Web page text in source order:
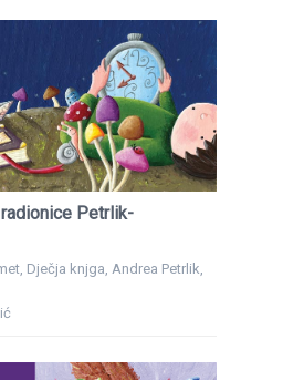
Petrlik-
Dječja knjga, Andrea Petrlik,